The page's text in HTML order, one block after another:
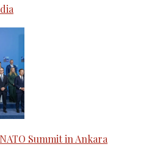
Summit in Ankara